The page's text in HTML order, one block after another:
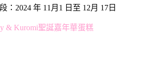
：2024 年 11月1 日至 12月 17日
& Kuromi聖誕嘉年華蛋糕